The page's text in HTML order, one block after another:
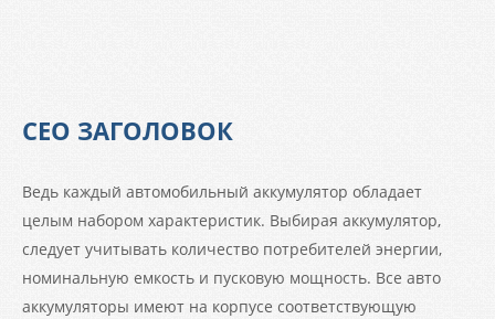
СЕО ЗАГОЛОВОК
Ведь каждый автомобильный аккумулятор обладает
целым набором характеристик. Выбирая аккумулятор,
следует учитывать количество потребителей энергии,
номинальную емкость и пусковую мощность. Все авто
аккумуляторы имеют на корпусе соответствующую